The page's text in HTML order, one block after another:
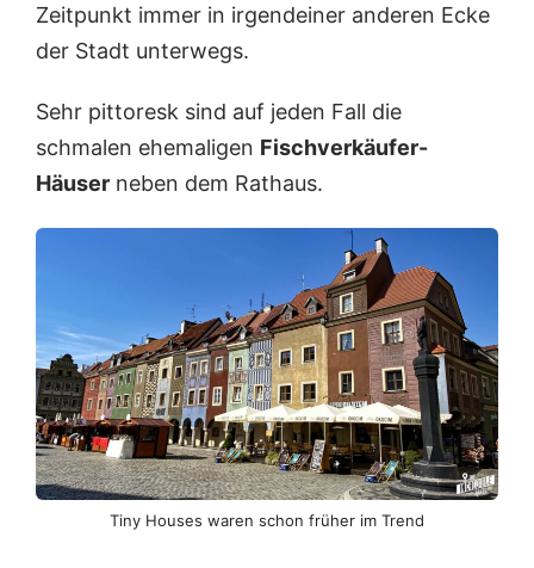
Zeitpunkt immer in irgendeiner anderen Ecke
der Stadt unterwegs.
Sehr pittoresk sind auf jeden Fall die
schmalen ehemaligen Fischverkäufer-
Häuser neben dem Rathaus.
Tiny Houses waren schon früher im Trend